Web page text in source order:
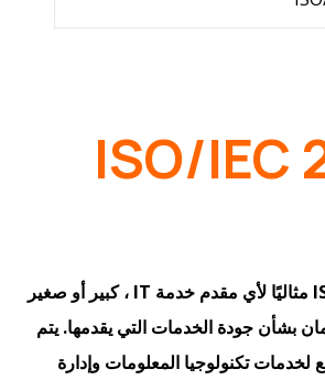
ISO/IEC
يعتبر ISO/IEC 20000 مثاليًا لأي مقدم خدمة IT ، كبير أو صغير
بشأن جودة الخدمات التي يقدمها. يتم
تكنولوجيا المعلومات وإدارة